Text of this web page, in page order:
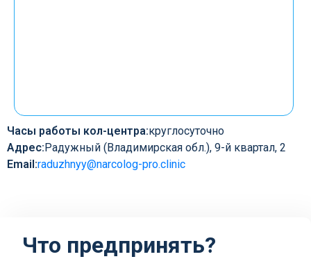
Часы работы кол-центра:круглосуточно
Адрес:Радужный (Владимирская обл.), 9-й квартал, 2
Email:raduzhnyy@narcolog-pro.clinic
Что предпринять?